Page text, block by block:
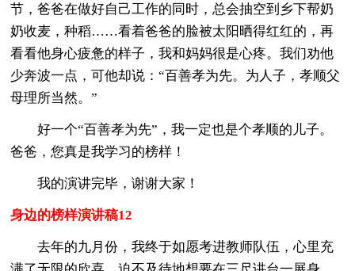
节，爸爸在做好自己工作的同时，总会抽空到乡下帮奶
奶收麦，种稻……看着爸爸的脸被太阳晒得红红的，再
看看他身心疲惫的样子，我和妈妈很是心疼。我们劝他
少奔波一点，可他却说：“百善孝为先。为人子，孝顺父
母理所当然。”
好一个“百善孝为先”，我一定也是个孝顺的儿子。
爸爸，您真是我学习的榜样！
我的演讲完毕，谢谢大家！
身边的榜样演讲稿12
去年的九月份，我终于如愿考进教师队伍，心里充